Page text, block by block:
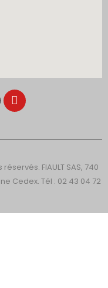
FIAULT SAS, 740
Cedex. Tél : 02 43 04 72